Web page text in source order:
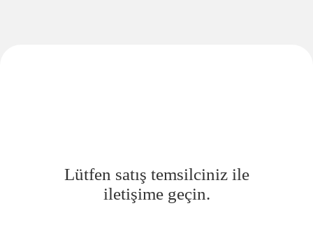
Lütfen satış temsilciniz ile
iletişime geçin.